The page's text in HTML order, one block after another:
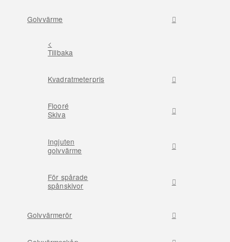
Golvvärme
<
Tillbaka
Kvadratmeterpris
Flooré
Skiva
Ingjuten
golvvärme
För spårade
spånskivor
Golvvärmerör